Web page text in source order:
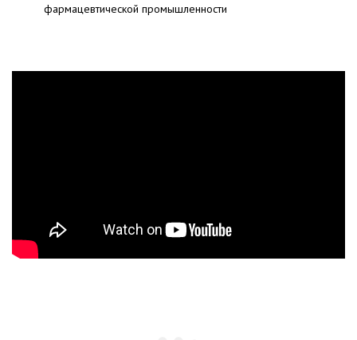
фармацевтической промышленности